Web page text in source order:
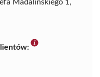
Madalińskiego 1,